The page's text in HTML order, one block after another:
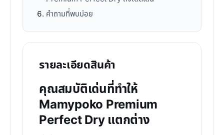
คำถามที่พบบ่อย
รายละเอียดสินค้า
คุณสมบัติเด่นที่ทำให้
Mamypoko Premium
Perfect Dry แตกต่าง